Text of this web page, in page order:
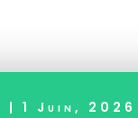
| 1 Juin, 2026